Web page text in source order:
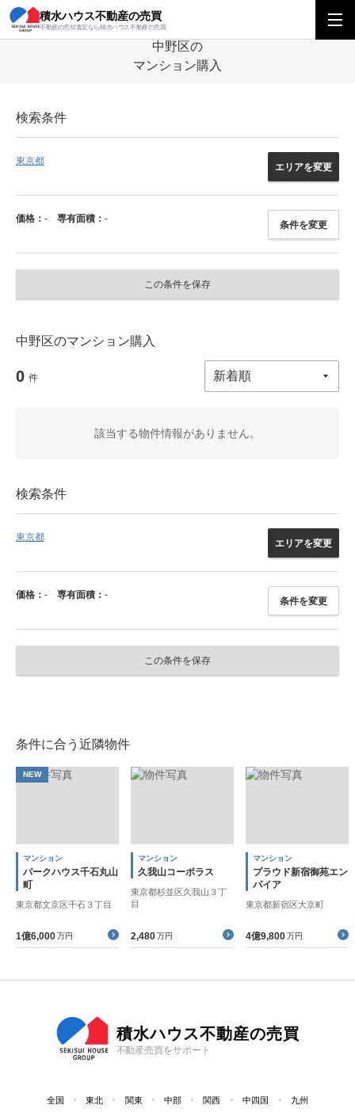
積水ハウス不動産の売買
不動産の売却査定なら積水ハウス不動産の売買
積水ハウス不動産の売買 関東エリア 中野区のマ
中野区の
マンション購入
検索条件
東京都
エリアを変更
価格： - 専有面積： -
条件を変更
この条件を保存
中野区のマンション購入
0 件
該当する物件情報がありません。
検索条件
東京都
エリアを変更
価格： - 専有面積： -
条件を変更
この条件を保存
条件に合う近隣物件
NEW
マンション
パークハウス千石丸山
町
東京都文京区千石３丁目
1億6,000 万円
マンション
久我山コーポラス
東京都杉並区久我山３丁
目
2,480 万円
マンション
プラウド新宿御苑エン
パイア
東京都新宿区大京町
4億9,800 万円
積水ハウス不動産の売買
不動産売買をサポート
全国 東北 関東 中部 関西 中四国 九州